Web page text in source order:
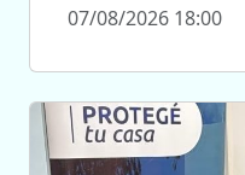
07/08/2026 18:00